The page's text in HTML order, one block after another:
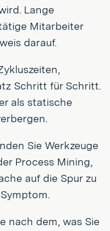
Lange
Mitarbeiter
darauf.
Schritt für Schritt.
als statische
Sie Werkzeuge
Process Mining,
auf die Spur zu
nach dem, was Sie